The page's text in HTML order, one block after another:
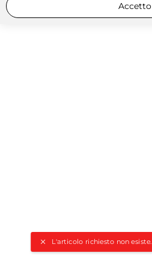
L'articolo richiesto non esiste.
Accetto